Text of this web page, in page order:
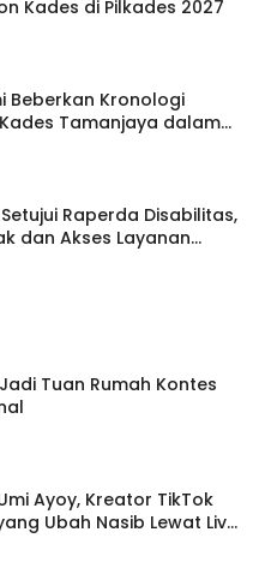
Kades di Pilkades 2027
Beberkan Kronologi
Tamanjaya dalam
Setujui Raperda Disabilitas,
dan Akses Layanan
Tuan Rumah Kontes
Ayoy, Kreator TikTok
Ubah Nasib Lewat Live